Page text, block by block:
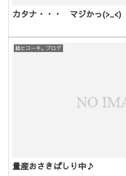
カタナ・・・ マジかっ(>_<)
紙ヒコーキ。ブログ
量産おさきばしり中♪